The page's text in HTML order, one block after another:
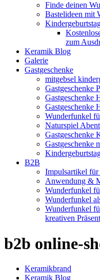
Finde deinen
Bastelideen mit
zum
Keramik Blog
Galerie
Gastgeschenke
mitgebsel
Gastgeschenke
Gastgeschenke
Gastgeschenke
Wunderfunkel
Naturspiel
Gastgeschenke
Gastgeschenke
B2B
Impulsartikel
Anwendung &
Wunderfunkel
Wunderfunkel
Wunderfunkel
kreativen
b2b online-
Keramikbrand
Keramik Blog